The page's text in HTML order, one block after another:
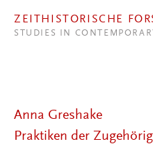
ZEITHISTORISCHE
STUDIES IN
Anna Greshake
Praktiken der